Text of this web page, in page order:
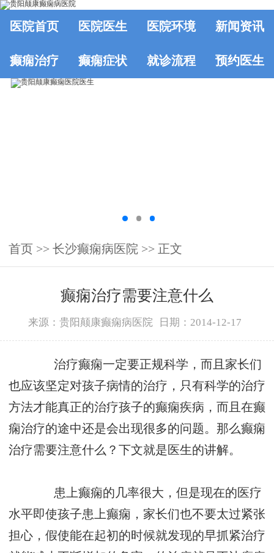
医院首页 医院医生 医院环境 新闻资讯
癫痫治疗 癫痫症状 就诊流程 预约医生
首页 >> 长沙癫痫病医院 >> 正文
癫痫治疗需要注意什么
来源：贵阳颠康癫痫病医院 日期：2014-12-17
治疗癫痫一定要正规科学，而且家长们
也应该坚定对孩子病情的治疗，只有科学的治疗
方法才能真正的治疗孩子的癫痫疾病，而且在癫
痫治疗的途中还是会出现很多的问题。那么癫痫
治疗需要注意什么？下文就是医生的讲解。
患上癫痫的几率很大，但是现在的医疗
水平即使孩子患上癫痫，家长们也不要太过紧张
担心，假使能在起初的时候就发现的早抓紧治疗